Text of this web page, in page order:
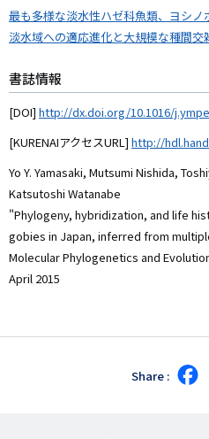
最も多様な淡水性ハゼ科魚類、ヨシ
淡水域への適応進化と大規模な種間交
書誌情報
[DOI] http://dx.doi.org/10.1016/
[KURENAIアクセスURL] http://
Yo Y. Yamasaki, Mutsumi Nishida,
Katsutoshi Watanabe
"Phylogeny, hybridization, and life
gobies in Japan, inferred from
Molecular Phylogenetics and
April 2015
Share on